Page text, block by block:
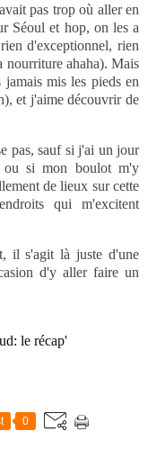
pas trop où aller en
Séoul et hop, on les a
d'exceptionnel, rien
nourriture ahaha). Mais
mis les pieds en
et j'aime découvrir de
pas, sauf si j'ai un jour
ou si mon boulot m'y
de lieux sur cette
qui m'excitent
il s'agit là juste d'une
d'y aller faire un
0